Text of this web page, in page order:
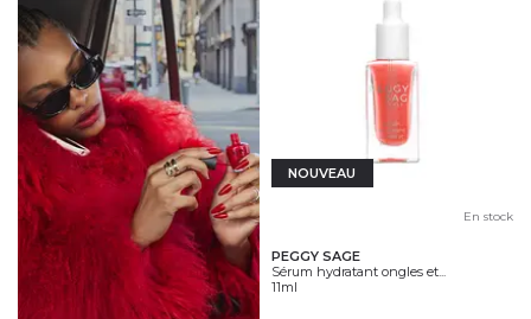
NOUVEAU
En stock
PEGGY SAGE
Sérum hydratant ongles et...
11ml